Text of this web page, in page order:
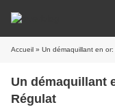
Accueil » Un démaquillant en
Un démaquillant
Régulat